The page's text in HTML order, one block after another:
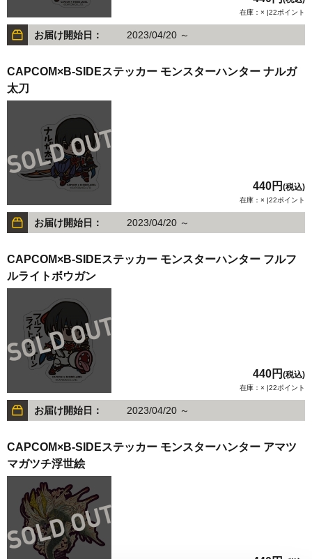
在庫：× |22ポイント
お届け開始日： 2023/04/20 ～
CAPCOM×B-SIDEステッカー モンスターハンター ナルガ
太刀
440円 (税込)
在庫：× |22ポイント
お届け開始日： 2023/04/20 ～
CAPCOM×B-SIDEステッカー モンスターハンター フルフ
ルライトボウガン
440円 (税込)
在庫：× |22ポイント
お届け開始日： 2023/04/20 ～
CAPCOM×B-SIDEステッカー モンスターハンター アマツ
マガツチ浮世絵